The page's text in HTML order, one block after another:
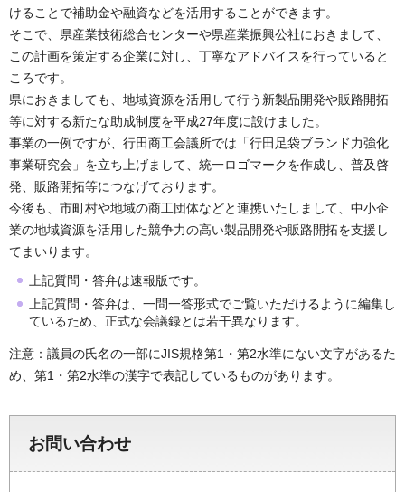
けることで補助金や融資などを活用することができます。
そこで、県産業技術総合センターや県産業振興公社におきまして、
この計画を策定する企業に対し、丁寧なアドバイスを行っていると
ころです。
県におきましても、地域資源を活用して行う新製品開発や販路開拓
等に対する新たな助成制度を平成27年度に設けました。
事業の一例ですが、行田商工会議所では「行田足袋ブランド力強化
事業研究会」を立ち上げまして、統一ロゴマークを作成し、普及啓
発、販路開拓等につなげております。
今後も、市町村や地域の商工団体などと連携いたしまして、中小企
業の地域資源を活用した競争力の高い製品開発や販路開拓を支援し
てまいります。
上記質問・答弁は速報版です。
上記質問・答弁は、一問一答形式でご覧いただけるように編集し
ているため、正式な会議録とは若干異なります。
注意：議員の氏名の一部にJIS規格第1・第2水準にない文字があるた
め、第1・第2水準の漢字で表記しているものがあります。
お問い合わせ